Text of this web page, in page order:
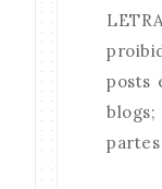
posts